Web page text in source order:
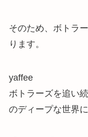
そのため、ボトラ
ります。
yaffee
ボトラーズを追い
のディープな世界